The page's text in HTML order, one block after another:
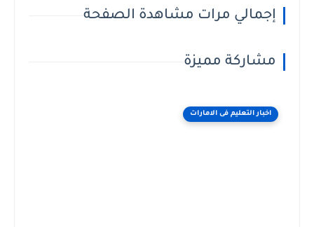
إجمالي مرات مشاهدة الصفحة
مشاركة مميزة
اخبار التعليم فى الامارات